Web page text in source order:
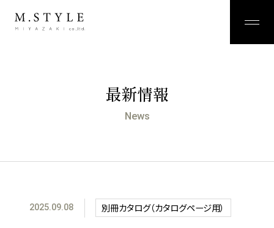
最新情報
News
2025.09.08 別冊カタログ（カタログページ用）